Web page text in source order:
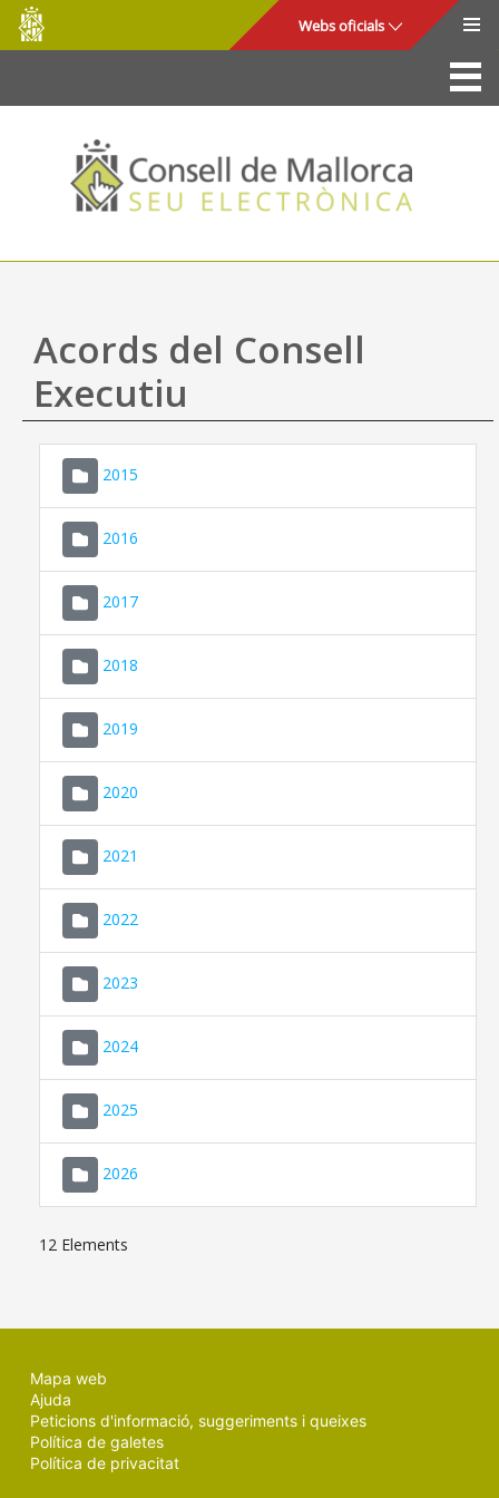
Salta al contingut principal
Consell
de
Mallorca
Webs oficials
La Seu
Consell de Mallorca
Accés i seguretat
Utilitats
Ajuda
Acords del Consell
Executiu
2015
2016
2017
2018
2019
2020
2021
2022
2023
2024
2025
2026
12 Elements
Mapa web
Ajuda
Peticions d'informació, suggeriments i queixes
Política de galetes
Política de privacitat